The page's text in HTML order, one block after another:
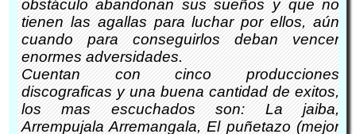
obstáculo abandonan sus sueños y que no
tienen las agallas para luchar por ellos, aún
cuando para conseguirlos deban vencer
enormes adversidades.
Cuentan con cinco producciones
discograficas y una buena cantidad de exitos,
los mas escuchados son: La jaiba,
Arrempujala Arremangala, El puñetazo (mejor